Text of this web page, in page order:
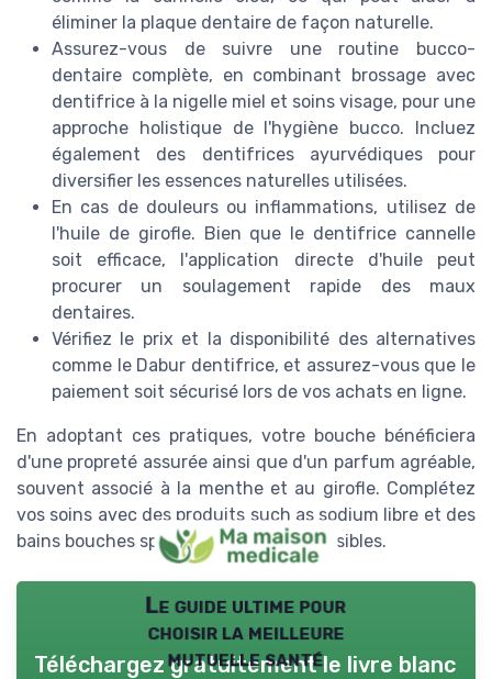
éliminer la plaque dentaire de façon naturelle.
Assurez-vous de suivre une routine bucco-
dentaire complète, en combinant brossage avec
dentifrice à la nigelle miel et soins visage, pour une
approche holistique de l'hygiène bucco. Incluez
également des dentifrices ayurvédiques pour
diversifier les essences naturelles utilisées.
En cas de douleurs ou inflammations, utilisez de
l'huile de girofle. Bien que le dentifrice cannelle
soit efficace, l'application directe d'huile peut
procurer un soulagement rapide des maux
dentaires.
Vérifiez le prix et la disponibilité des alternatives
comme le Dabur dentifrice, et assurez-vous que le
paiement soit sécurisé lors de vos achats en ligne.
En adoptant ces pratiques, votre bouche bénéficiera
d'une propreté assurée ainsi que d'un parfum agréable,
souvent associé à la menthe et au girofle. Complétez
vos soins avec des produits such as sodium libre et des
bains bouches spécifiques pour les sensibles.
Le guide ultime pour
choisir la meilleure
mutuelle santé
Téléchargez gratuitement le livre blanc